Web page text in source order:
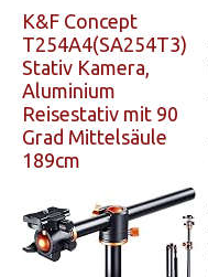
K&F Concept
T254A4(SA254T3)
Stativ Kamera,
Aluminium
Reisestativ mit 90
Grad Mittelsäule
189cm